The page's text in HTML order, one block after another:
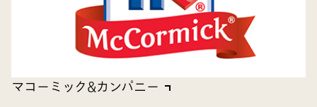
マコーミック&カンパニー